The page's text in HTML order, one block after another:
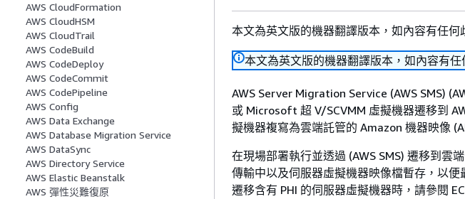
AWS CloudFormation
AWS CloudHSM
AWS CloudTrail
AWS CodeBuild
AWS CodeDeploy
AWS CodeCommit
AWS CodePipeline
AWS Config
AWS Data Exchange
AWS Database Migration Service
AWS DataSync
AWS Directory Service
AWS Elastic Beanstalk
AWS 彈性災難復原
本文為英文版的機器翻譯版本，如內容有任
本文為英文版的機器翻譯版本，如內容有
AWS Server Migration Service (AWS SMS)
或 Microsoft 超 V/SCVMM 虛擬機器遷移到
擬機器複寫為雲端託管的 Amazon 機器映像
在現場部署執行並透過 (AWS SMS) 遷移到雲
傳輸中以及伺服器虛擬機器映像檔暫存，以便
遷移含有 PHI 的伺服器虛擬機器時，請參閱